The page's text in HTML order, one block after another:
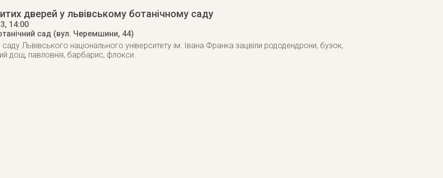
дверей у львівському ботанічному саду
, 14:00
сад (вул. Черемшини, 44)
Львівського національного університету ім. Івана Франка зацвіли рододендрони, бузок,
дощ, павловнія, барбарис, флокси.